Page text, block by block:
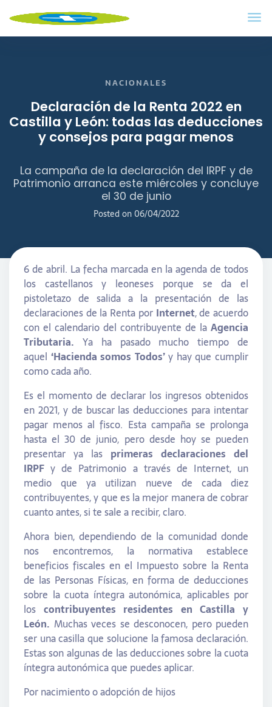
NACIONALES
Declaración de la Renta 2022 en
Castilla y León: todas las deducciones
y consejos para pagar menos
La campaña de la declaración del IRPF y de
Patrimonio arranca este miércoles y concluye
el 30 de junio
Posted on06/04/2022
6 de abril. La fecha marcada en la agenda de todos
los castellanos y leoneses porque se da el
pistoletazo de salida a la presentación de las
declaraciones de la Renta por Internet, de acuerdo
con el calendario del contribuyente de la Agencia
Tributaria. Ya ha pasado mucho tiempo de
aquel ‘Hacienda somos Todos’y hay que cumplir
como cada año.
Es el momento de declarar los ingresos obtenidos
en 2021, y de buscar las deducciones para intentar
pagar menos al fisco. Esta campaña se prolonga
hasta el 30 de junio, pero desde hoy se pueden
presentar ya las primeras declaraciones del
IRPF y de Patrimonio a través de Internet, un
medio que ya utilizan nueve de cada diez
contribuyentes, y que es la mejor manera de cobrar
cuanto antes, si te sale a recibir, claro.
Ahora bien, dependiendo de la comunidad donde
nos encontremos, la normativa establece
beneficios fiscales en el Impuesto sobre la Renta
de las Personas Físicas, en forma de deducciones
sobre la cuota íntegra autonómica, aplicables por
los contribuyentes residentes en Castilla y
León. Muchas veces se desconocen, pero pueden
ser una casilla que solucione la famosa declaración.
Estas son algunas de las deducciones sobre la cuota
íntegra autonómica que puedes aplicar.
Por nacimiento o adopción de hijos